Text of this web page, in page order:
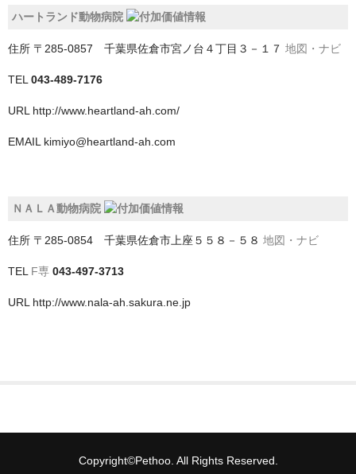
桶川市
比企郡小川町
比企郡嵐山町
比企郡鳩山町
深谷市
狭山市
白岡市
秩父市
ハートランド動物病院
住所 〒285-0857 千葉県佐倉市宮ノ台４丁目３－１７ 地図・ナビ
TEL 043-489-7176
URLhttp://www.heartland-ah.com/
EMAILkimiyo@heartland-ah.com
ＮＡＬＡ動物病院
住所 〒285-0854 千葉県佐倉市上座５５８－５８ 地図・ナビ
TEL F専 043-497-3713
URLhttp://www.nala-ah.sakura.ne.jp
Copyright©Pethoo. All Rights Reserved.